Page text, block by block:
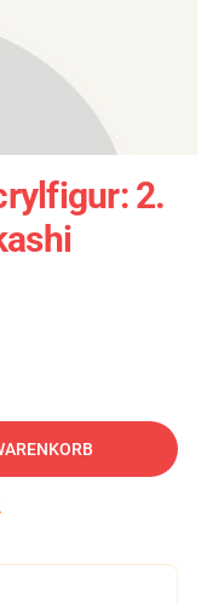
2.